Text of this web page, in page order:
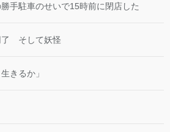
手駐車のせいで15時前に閉店した
了 そして妖怪
きるか」